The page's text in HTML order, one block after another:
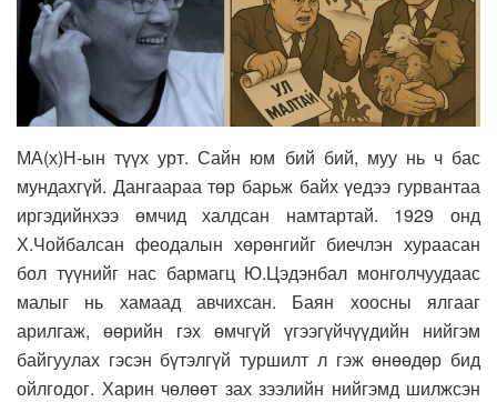
МА(х)Н-ын түүх урт. Сайн юм бий бий, муу нь ч бас
мундахгүй. Дангаараа төр барьж байх үедээ гурвантаа
иргэдийнхээ өмчид халдсан намтартай. 1929 онд
Х.Чойбалсан феодалын хөрөнгийг биечлэн хураасан
бол түүнийг нас бармагц Ю.Цэдэнбал монголчуудаас
малыг нь хамаад авчихсан. Баян хоосны ялгааг
арилгаж, өөрийн гэх өмчгүй үгээгүйчүүдийн нийгэм
байгуулах гэсэн бүтэлгүй туршилт л гэж өнөөдөр бид
ойлгодог. Харин чөлөөт зах зээлийн нийгэмд шилжсэн